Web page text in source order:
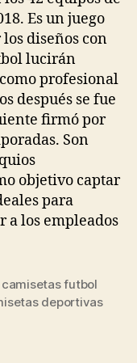
Es un juego
diseños con
lucirán
profesional
después se fue
firmó por
Son
objetivo captar
para
a los empleados
camisetas futbol
deportivas